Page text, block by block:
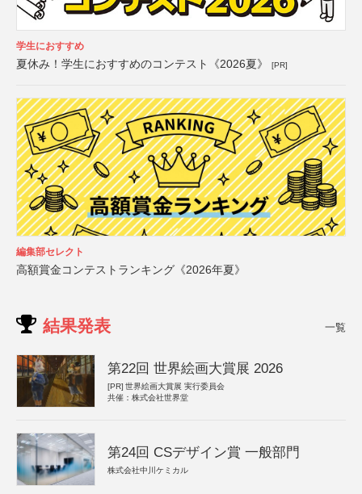
学生におすすめ
夏休み！学生におすすめのコンテスト《2026夏》 [PR]
編集部セレクト
高額賞金コンテストランキング《2026年夏》
結果発表 一覧
第22回 世界絵画大賞展 2026
[PR] 世界絵画大賞展 実行委員会
共催：株式会社世界堂
第24回 CSデザイン賞 一般部門
株式会社中川ケミカル